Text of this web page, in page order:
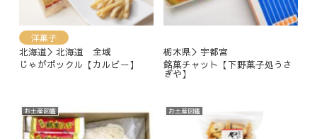
洋菓子
北海道＞北海道 全域
じゃがポックル【カルビー】
栃木県＞宇都宮
銘菓チャット【下野菓子処うさ
ぎや】
お土産図鑑 お土産図鑑